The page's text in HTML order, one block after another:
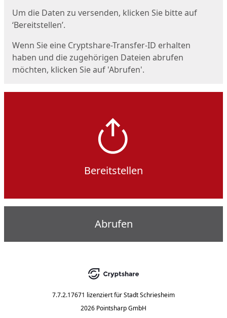
Um die Daten zu versenden, klicken Sie bitte auf
‘Bereitstellen’.
Wenn Sie eine Cryptshare-Transfer-ID erhalten
haben und die zugehörigen Dateien abrufen
möchten, klicken Sie auf 'Abrufen'.
Bereitstellen
Abrufen
7.7.2.17671 lizenziert fürStadt Schriesheim
2026 Pointsharp GmbH